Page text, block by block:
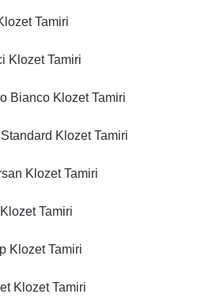
Tamiri
Klozet Tamiri
Bianco Klozet Tamiri
Klozet Tamiri
Klozet Tamiri
Tamiri
Klozet Tamiri
Klozet Tamiri